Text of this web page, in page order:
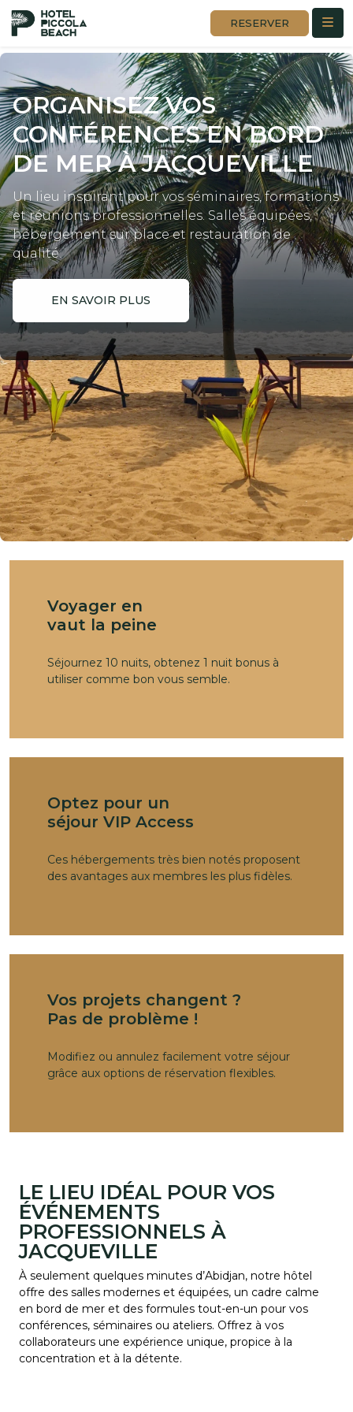
RESERVER
ORGANISEZ VOS
CONFÉRENCES EN BORD
DE MER À JACQUEVILLE
Un lieu inspirant pour vos séminaires, formations
et réunions professionnelles. Salles équipées,
hébergement sur place et restauration de
qualité.
EN SAVOIR PLUS
Voyager en
vaut la peine
Séjournez 10 nuits, obtenez 1 nuit bonus à
utiliser comme bon vous semble.
Optez pour un
séjour VIP Access
Ces hébergements très bien notés proposent
des avantages aux membres les plus fidèles.
Vos projets changent ?
Pas de problème !
Modifiez ou annulez facilement votre séjour
grâce aux options de réservation flexibles.
LE LIEU IDÉAL POUR VOS
ÉVÉNEMENTS
PROFESSIONNELS À
JACQUEVILLE
À seulement quelques minutes d’Abidjan, notre hôtel
offre des salles modernes et équipées, un cadre calme
en bord de mer et des formules tout-en-un pour vos
conférences, séminaires ou ateliers. Offrez à vos
collaborateurs une expérience unique, propice à la
concentration et à la détente.